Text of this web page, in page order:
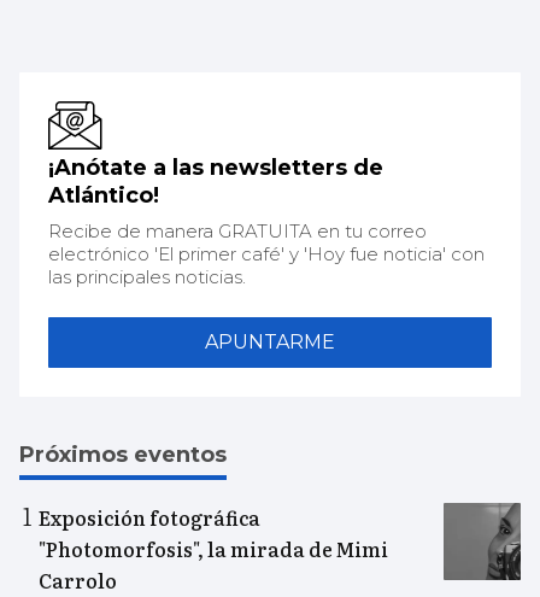
¡Anótate a las newsletters de
Atlántico!
Recibe de manera GRATUITA en tu correo
electrónico 'El primer café' y 'Hoy fue noticia' con
las principales noticias.
APUNTARME
Próximos eventos
Exposición fotográfica
"Photomorfosis", la mirada de Mimi
Carrolo